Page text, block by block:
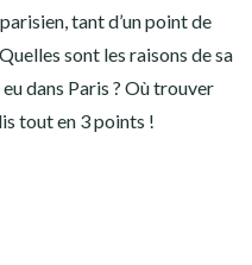
tant d’un point de
sont les raisons de sa
dans Paris ? Où trouver
tout en 3 points !